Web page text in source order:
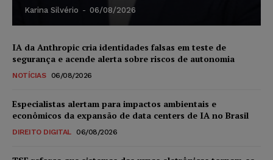
Karina Silvério - 06/08/2026
IA da Anthropic cria identidades falsas em teste de
segurança e acende alerta sobre riscos de autonomia
NOTÍCIAS 06/08/2026
Especialistas alertam para impactos ambientais e
econômicos da expansão de data centers de IA no Brasil
DIREITO DIGITAL 06/08/2026